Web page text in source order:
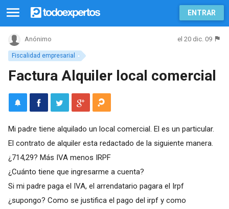
ENTRAR
Fiscalidad empresarial
Anónimo el 20 dic. 09
Factura Alquiler local comercial
Mi padre tiene alquilado un local comercial. El es un particular.
El contrato de alquiler esta redactado de la siguiente manera.
¿714,29? Más IVA menos IRPF
¿Cuánto tiene que ingresarme a cuenta?
Si mi padre paga el IVA, el arrendatario pagara el Irpf
¿supongo? Como se justifica el pago del irpf y como